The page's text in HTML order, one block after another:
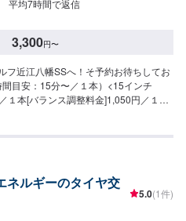
平均7時間で返信
3,300円〜
フ近江八幡SSへ！そ予約お待ちしてお
目安：15分〜／１本）<15インチ
本[バランス調整料金]1,050円／１本-
ネルギーのタイヤ交
5.0(1件)